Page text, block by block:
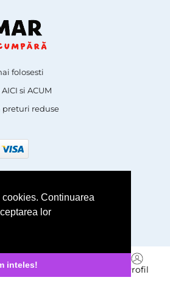
Continuarea
lor
inteles!
folosesti
si ACUM
preturi reduse
Vinde Profil